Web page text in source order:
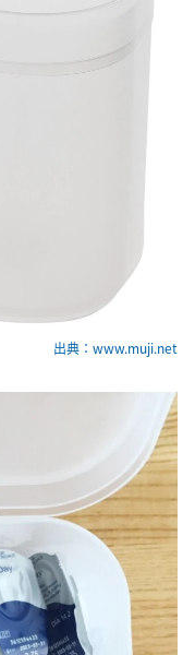
出典：www.muji.net